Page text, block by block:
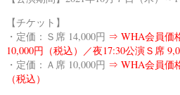
【チケット】
・定価：Ｓ席 14,000円 ⇒ WHA会員価
10,000円（税込）／夜17:30公演Ｓ席
・定価：Ａ席 10,000円 ⇒ WHA会員価
（税込）